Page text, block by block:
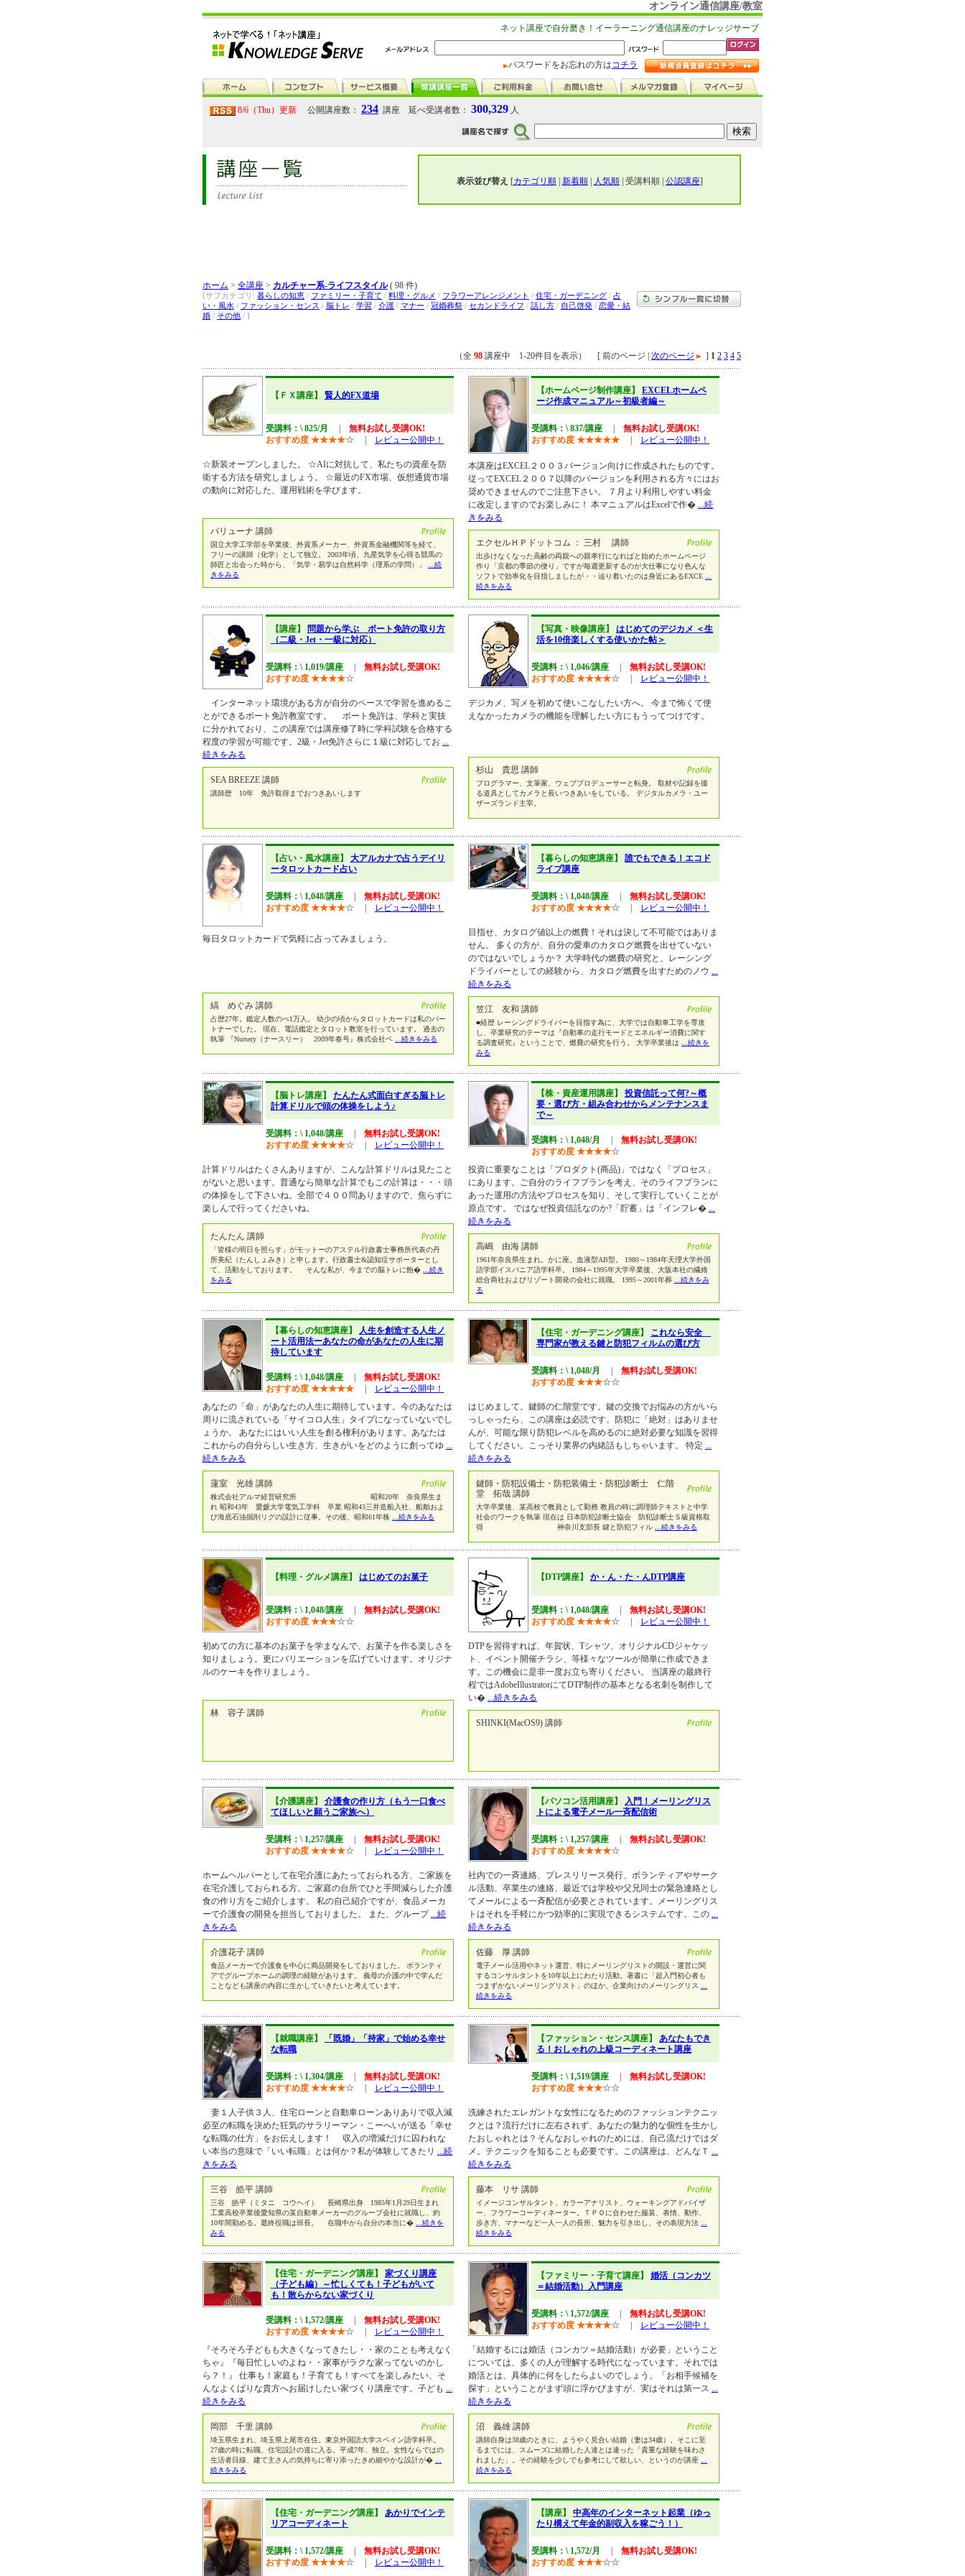
オンライン通信講座/教室
ネット講座で自分磨き！イーラーニング通信講座のナレッジサーブ
パスワードをお忘れの方はコチラ
8/6（Thu）更新 公開講座数： 234 講座 延べ受講者数： 300,329 人
表示並び替え [カテゴリ順| 新着順| 人気順| 受講料順 | 公認講座]
ホーム > 全講座 > カルチャー系-ライフスタイル( 98 件)
[サブカテゴリ: 暮らしの知恵 / ファミリー・子育て / 料理・グルメ / フラワーアレンジメント / 住宅・ガーデニング / 占
い・風水 / ファッション・センス / 脳トレ / 学習 / 介護 / マナー / 冠婚葬祭 / セカンドライフ / 話し方 / 自己啓発 / 恋愛・結
婚 / その他 / ]
（全 98 講座中 1-20件目を表示） [ 前のページ | 次のページ ] 1 2 3 4 5
【ＦＸ講座】 賢人的FX道場
受講料：\ 825/月
無料お試し受講OK!
おすすめ度 ★★★★☆ レビュー公開中！
☆新装オープンしました。 ☆AIに対抗して、私たちの資産を防
衛する方法を研究しましょう。 ☆最近のFX市場、仮想通貨市場
の動向に対応した、運用戦術を学びます。
バリューナ 講師
国立大学工学部を卒業後、外資系メーカー、外資系金融機関等を経て、
フリーの講師（化学）として独立。 2003年頃、九星気学を心得る競馬の
師匠と出会った時から、「気学・易学は自然科学（理系の学問）」
...続
きをみる
【ホームページ制作講座】 EXCELホームペ
ージ作成マニュアル～初級者編～
受講料：\ 837/講座
無料お試し受講OK!
おすすめ度 ★★★★★ レビュー公開中！
本講座はEXCEL２００３バージョン向けに作成されたものです。
従ってEXCEL２００７以降のバージョンを利用される方々にはお
奨めできませんのでご注意下さい。 ７月より利用しやすい料金
に改定しますのでお楽しみに！ 本マニュアルはExcelで作� ...続
きをみる
エクセルＨＰドットコム ： 三村 講師
出歩けなくなった高齢の両親への親孝行になればと始めたホームページ
作り「京都の季節の便り」ですが毎週更新するのが大仕事になり色んな
ソフトで効率化を目指しましたが・・辿り着いたのは身近にあるEXCE
続きをみる
【講座】
問題から学ぶ ボート免許の取り方
（二級・Jet・一級に対応）
受講料：\ 1,019/講座
無料お試し受講OK!
おすすめ度 ★★★★☆
インターネット環境がある方が自分のペースで学習を進めるこ
とができるボート免許教室です。 ボート免許は、学科と実技
に分かれており、この講座では講座修了時に学科試験を合格する
程度の学習が可能です。2級・Jet免許さらに１級に対応してお ...
続きをみる
SEA BREEZE 講師
講師歴 10年 免許取得までおつきあいします
【写真・映像講座】 はじめてのデジカメ ＜生
活を10倍楽しくする使いかた帖＞
受講料：\ 1,046/講座
無料お試し受講OK!
おすすめ度 ★★★★☆ レビュー公開中！
デジカメ、写メを初めて使いこなしたい方へ。 今まで怖くて使
えなかったカメラの機能を理解したい方にもうってつけです。
杉山 貴思 講師
プログラマー、文筆家、ウェブプロデューサーと転身。 取材や記録を撮
る道具としてカメラと長いつきあいをしている。 デジタルカメラ・ユー
ザーズランド主宰。
【占い・風水講座】 大アルカナで占うデイリ
ータロットカード占い
受講料：\ 1,048/講座
無料お試し受講OK!
おすすめ度 ★★★★☆ レビュー公開中！
毎日タロットカードで気軽に占ってみましょう。
縞 めぐみ 講師
占歴27年。鑑定人数のべ1万人。 幼少の頃からタロットカードは私のパー
トナーでした。 現在、電話鑑定とタロット教室を行っています。 過去の
執筆 『Nursery（ナースリー） 2009年春号』株式会社ベ
...続きをみる
【暮らしの知恵講座】 誰でもできる！エコド
ライブ講座
受講料：\ 1,048/講座
無料お試し受講OK!
おすすめ度 ★★★★☆ レビュー公開中！
目指せ、カタログ値以上の燃費！それは決して不可能ではありま
せん。 多くの方が、自分の愛車のカタログ燃費を出せていない
のではないでしょうか？ 大学時代の燃費の研究と、レーシング
ドライバーとしての経験から、カタログ燃費を出すためのノウ ...
続きをみる
笠江 友和 講師
■経歴 レーシングドライバーを目指す為に、大学では自動車工学を専攻
し、卒業研究のテーマは『自動車の走行モードとエネルギー消費に関す
る調査研究』ということで、燃費の研究を行う。 大学卒業後は
...続きを
みる
【脳トレ講座】 たんたん式面白すぎる脳トレ
計算ドリルで頭の体操をしよう♪
受講料：\ 1,048/講座
無料お試し受講OK!
おすすめ度 ★★★★☆ レビュー公開中！
計算ドリルはたくさんありますが、こんな計算ドリルは見たこと
がないと思います。普通なら簡単な計算でもこの計算は・・・頭
の体操をして下さいね。全部で４００問ありますので、焦らずに
楽しんで行ってくださいね。
たんたん 講師
「皆様の明日を照らす」がモットーのアステル行政書士事務所代表の丹
所美紀（たんしょみき）と申します。行政書士&認知症サポーターとし
て、活動をしております。 そんな私が、今までの脳トレに飽�
...続き
をみる
【株・資産運用講座】 投資信託って何?～概
要・選び方・組み合わせからメンテナンスま
で～
受講料：\ 1,048/月
無料お試し受講OK!
おすすめ度 ★★★★☆
投資に重要なことは「プロダクト(商品)」ではなく「プロセス」
にあります。ご自分のライフプランを考え、そのライフプランに
あった運用の方法やプロセスを知り、そして実行していくことが
原点です。 ではなぜ投資信託なのか?「貯蓄」は「インフレ� ...
続きをみる
高嶋 由海 講師
1961年奈良県生まれ。かに座。血液型AB型。 1980～1984年天理大学外国
語学部イスパニア語学科卒。 1984～1995年大学卒業後、大阪本社の繊維
総合商社およびリゾート開発の会社に就職。 1995～2001年葬
...続きをみ
る
【暮らしの知恵講座】 人生を創造する人生ノ
ート活用法ーあなたの命があなたの人生に期
待しています
受講料：\ 1,048/講座
無料お試し受講OK!
おすすめ度 ★★★★★
レビュー公開中！
あなたの「命」があなたの人生に期待しています。今のあなたは
周りに流されている「サイコロ人生」タイプになっていないでし
ょうか。 あなたにはいい人生を創る権利があります。あなたは
これからの自分らしい生き方、生きがいをどのように創ってゆ ...
続きをみる
蓮室 光雄 講師
株式会社アルマ経営研究所 昭和20年 奈良県生ま
れ 昭和43年 愛媛大学電気工学科 卒業 昭和43三井造船入社、船舶およ
び海底石油掘削リグの設計に従事。その後、昭和61年株
...続きをみる
【住宅・ガーデニング講座】 これなら安全
専門家が教える鍵と防犯フィルムの選び方
受講料：\ 1,048/月
無料お試し受講OK!
おすすめ度 ★★★☆☆
はじめまして。鍵師の仁階堂です。鍵の交換でお悩みの方がいら
っしゃったら、この講座は必読です。防犯に「絶対」はありませ
んが、可能な限り防犯レベルを高めるのに絶対必要な知識を習得
してください。こっそり業界の内緒話もしちゃいます。 特定 ...
続きをみる
鍵師・防犯設備士・防犯装備士・防犯診断士 仁階
堂 拓哉 講師
大学卒業後、某高校で教員として勤務 教員の時に調理師テキストと中学
社会のワークを執筆 現在は 日本防犯診断士協会 防犯診断士Ｓ級資格取
得 神奈川支部長 鍵と防犯フィル
...続きをみる
【料理・グルメ講座】 はじめてのお菓子
受講料：\ 1,048/講座
無料お試し受講OK!
おすすめ度 ★★★☆☆
初めての方に基本のお菓子を学まなんで、お菓子を作る楽しさを
知りましょう。更にバリエーションを広げていけます。オリジナ
ルのケーキを作りましょう。
林 容子 講師
【DTP講座】 か・ん・た・んDTP講座
受講料：\ 1,048/講座
無料お試し受講OK!
おすすめ度 ★★★★☆ レビュー公開中！
DTPを習得すれば、年賀状、Tシャツ、オリジナルCDジャケッ
ト、イベント開催チラシ、等様々なツールが簡単に作成できま
す。この機会に是非一度お立ち寄りください。 当講座の最終行
程ではAdobeIllustratorにてDTP制作の基本となる名刺を制作して
い� ...続きをみる
SHINKI(MacOS9) 講師
【介護講座】 介護食の作り方（もう一口食べ
てほしいと願うご家族へ）
受講料：\ 1,257/講座
無料お試し受講OK!
おすすめ度 ★★★★☆ レビュー公開中！
ホームヘルパーとして在宅介護にあたっておられる方、ご家族を
在宅介護しておられる方。ご家庭の台所でひと手間減らした介護
食の作り方をご紹介します。 私の自己紹介ですが、食品メーカ
ーで介護食の開発を担当しておりました。 また、グループ ...続
きをみる
介護花子 講師
食品メーカーで介護食を中心に商品開発をしておりました。 ボランティ
アでグループホームの調理の経験があります。 義母の介護の中で学んだ
ことなども講座の内容に生かしていきたいと考えています。
【パソコン活用講座】 入門！メーリングリス
トによる電子メール一斉配信術
受講料：\ 1,257/講座
無料お試し受講OK!
おすすめ度 ★★★★☆
社内での一斉連絡、プレスリリース発行、ボランティアやサーク
ル活動、卒業生の連絡、最近では学校や父兄同士の緊急連絡とし
てメールによる一斉配信が必要とされています。メーリングリス
トはそれを手軽にかつ効率的に実現できるシステムです。この ...
続きをみる
佐藤 厚 講師
電子メール活用やネット運営、特にメーリングリストの開設・運営に関
するコンサルタントを10年以上にわたり活動。著書に「超入門初心者も
つまずかないメーリングリスト」のほか、企業向けのメーリングリス
続きをみる
【就職講座】
「既婚」「持家」で始める幸せ
な転職
受講料：\ 1,304/講座
無料お試し受講OK!
おすすめ度 ★★★★☆ レビュー公開中！
妻１人子供３人、住宅ローンと自動車ローンありありで収入減
必至の転職を決めた狂気のサラリーマン・こーへいが送る「幸せ
な転職の仕方」をお伝えします！ 収入の増減だけに囚われな
い本当の意味で「いい転職」とは何か？私が体験してきたリ ...続
きをみる
三谷 皓平 講師
三谷 皓平（ミタニ コウヘイ） 長崎県出身 1985年1月29日生まれ
工業高校卒業後愛知県の某自動車メーカーのグループ会社に就職し、約
10年間勤める。最終役職は班長。 在職中から自分の本当に�
...続きを
みる
【ファッション・センス講座】 あなたもでき
る！おしゃれの上級コーディネート講座
受講料：\ 1,519/講座
無料お試し受講OK!
おすすめ度 ★★★☆☆
洗練されたエレガントな女性になるためのファッションテクニッ
クとは？流行だけに左右されず、あなたの魅力的な個性を生かし
たおしゃれとは？そんなおしゃれのためには、自己流だけではダ
メ。テクニックを知ることも必要です。この講座は、どんなＴ ...
続きをみる
藤本 リサ 講師
イメージコンサルタント、カラーアナリスト、ウォーキングアドバイザ
ー、フラワーコーディネーター。ＴＰＯに合わせた服装、表情、動作、
歩き方、マナーなど一人一人の長所、魅力を引き出し、その表現方法
続きをみる
【住宅・ガーデニング講座】 家づくり講座
（子ども編）～忙しくても！子どもがいて
も！散らからない家づくり
受講料：\ 1,572/講座
無料お試し受講OK!
おすすめ度 ★★★★☆
レビュー公開中！
『そろそろ子どもも大きくなってきたし・・家のことも考えなく
ちゃ』『毎日忙しいのよね・・家事がラクな家ってないのかし
ら？！』 仕事も！家庭も！子育ても！すべてを楽しみたい、そ
んなよくばりな貴方へお届けしたい家づくり講座です。子ども ...
続きをみる
岡部 千里 講師
埼玉県生まれ、埼玉県上尾市在住。東京外国語大学スペイン語学科卒。
27歳の時に転職、住宅設計の道に入る。平成7年、独立。女性ならではの
生活者目線、建て主さんの気持ちに寄り添ったきめ細やかな設計が�
続きをみる
【ファミリー・子育て講座】 婚活（コンカツ
＝結婚活動）入門講座
受講料：\ 1,572/講座
無料お試し受講OK!
おすすめ度 ★★★★☆ レビュー公開中！
「結婚するには婚活（コンカツ＝結婚活動）が必要」ということ
については、多くの人が理解する時代になっています。それでは
婚活とは、具体的に何をしたらよいのでしょう。「お相手候補を
探す」ということがまず頭に浮かびますが、実はそれは第一ス ...
続きをみる
沼 義雄 講師
講師自身は38歳のときに、ようやく見合い結婚（妻は34歳）。そこに至
るまでには、スムーズに結婚した人達とは違った「貴重な経験を味わさ
れました」。その経験を少しでも参考にして欲しい、というのが講座
続きをみる
【住宅・ガーデニング講座】 あかりでインテ
リアコーディネート
受講料：\ 1,572/講座
無料お試し受講OK!
おすすめ度 ★★★★☆ レビュー公開中！
【講座】 中高年のインターネット起業（ゆっ
たり構えて年金的副収入を稼ごう！）
受講料：\ 1,572/月
無料お試し受講OK!
おすすめ度 ★★★☆☆